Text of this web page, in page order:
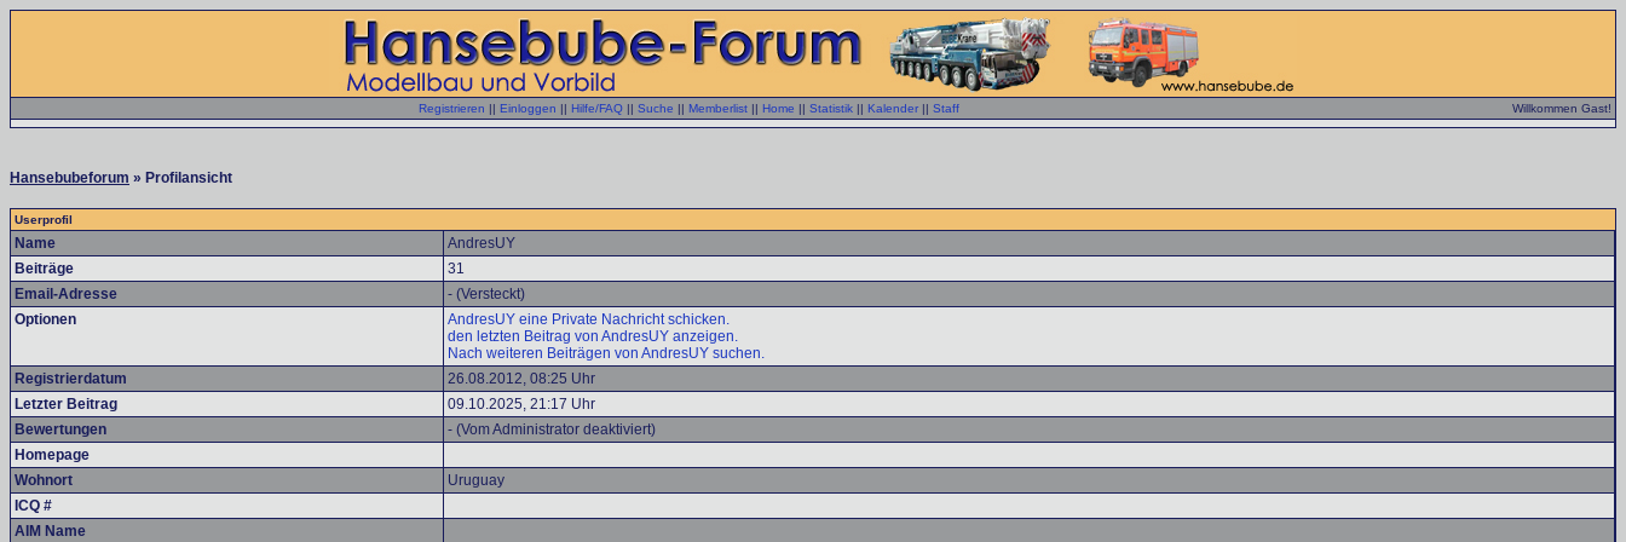
Registrieren || Einloggen || Hilfe/FAQ || Suche || Memberlist || Home || Statistik || Kalender || Staff Willkommen Gast!
Hansebubeforum » Profilansicht
Userprofil
Name
AndresUY
Beiträge
31
Email-Adresse
- (Versteckt)
Optionen
AndresUY eine Private Nachricht schicken.
den letzten Beitrag von AndresUY anzeigen.
Nach weiteren Beiträgen von AndresUY suchen.
Registrierdatum
26.08.2012, 08:25 Uhr
Letzter Beitrag
09.10.2025, 21:17 Uhr
Bewertungen
- (Vom Administrator deaktiviert)
Homepage
Wohnort
Uruguay
ICQ #
AIM Name